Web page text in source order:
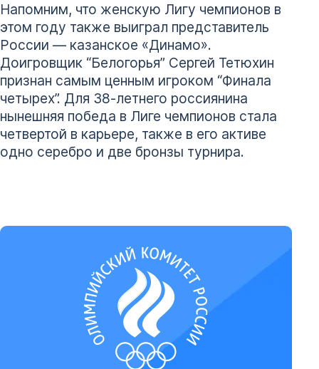
Напомним, что женскую Лигу чемпионов в
этом году также выиграл представитель
России — казанское «Динамо».
Доигровщик “Белогорья” Сергей Тетюхин
признан самым ценным игроком “Финала
четырех”. Для 38-летнего россиянина
нынешняя победа в Лиге чемпионов стала
четвертой в карьере, также в его активе
одно серебро и две бронзы турнира.